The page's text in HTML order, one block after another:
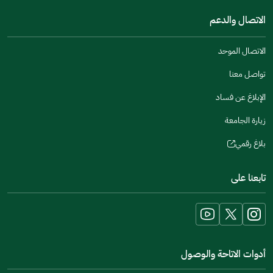
new
window)
window)
الاتصال والدعم
الاتصال الموحد
تواصل معنا
الإبلاغ عن فساد
زيارة الجامعة
بلاغ رقمي
(opens
new
window)
تابعنا على
أدوات الاتاحة والوصول